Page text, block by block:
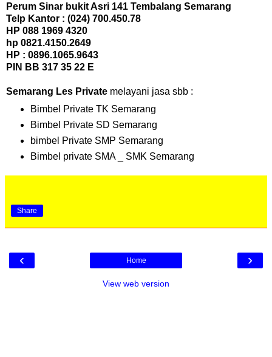
Perum Sinar bukit Asri 141 Tembalang Semarang
Telp Kantor : (024) 700.450.78
HP 088 1969 4320
hp 0821.4150.2649
HP : 0896.1065.9643
PIN BB 317 35 22 E
Semarang Les Private melayani jasa sbb :
Bimbel Private TK Semarang
Bimbel Private SD Semarang
bimbel Private SMP Semarang
Bimbel private SMA _ SMK Semarang
Share
‹ ›
Home
View web version